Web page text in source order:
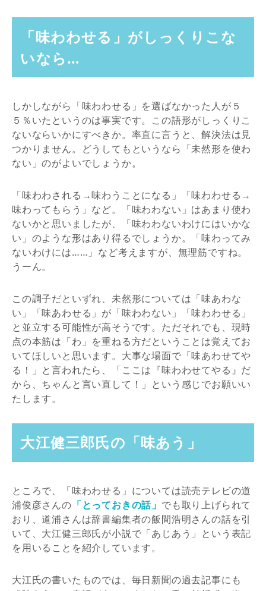
「味わわせる」がしっくりこな
いなら…
しかしながら「味わわせる」を選ばなかった人が５
５％いたというのは事実です。この語形がしっくりこ
ないならいかにすべきか。率直に言うと、解決法は見
つかりません。どうしてもというなら「未然形を使わ
ない」のがよいでしょうか。
「味わわされる→味わうことになる」「味わわせる→
味わってもらう」など。「味わわない」はあまり使わ
ないかと思いましたが、「味わわないわけにはいかな
い」のような形はあり得るでしょうか。「味わってみ
ないわけには……」など考えますが、無理筋ですね。
うーん。
この調子だといずれ、未然形については「味あわな
い」「味あわせる」が「味わわない」「味わわせる」
と並立する可能性が高そうです。ただそれでも、現時
点の本筋は「わ」を重ねる方だということは覚えてお
いてほしいと思います。大事な場面で「味あわせてや
る！」と言われたら、「ここは『味わわせてやる』だ
から、ちゃんと言い直して！」という感じでお願いい
たします。
大江健三郎氏の「味あう」
ところで、「味わわせる」については読売テレビの道
浦俊彦さんの 「とっておきの話」 でも取り上げられて
おり、道浦さんは辞書編集者の飯間浩明さんの話を引
いて、大江健三郎氏が小説で「あじあう」という表記
を用いることを紹介しています。
大江氏の書いたものでは、毎日新聞の過去記事にも